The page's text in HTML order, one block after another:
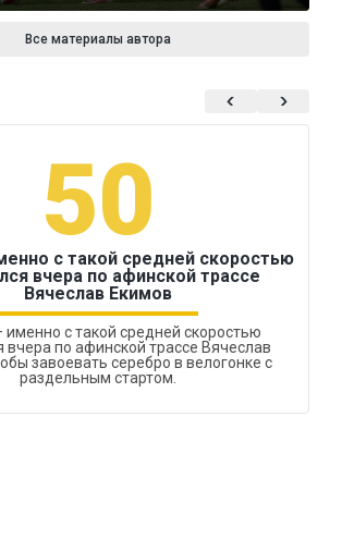
Все материалы автора
50
с такой средней скоростью
вчера по афинской трассе
Вячеслав Екимов
именно с такой средней скоростью
вчера по афинской трассе Вячеслав
завоевать серебро в велогонке с
раздельным стартом.